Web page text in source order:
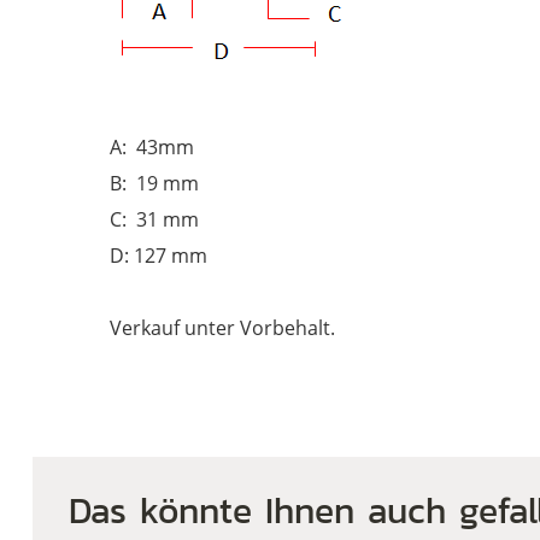
A: 43mm
B: 19 mm
C: 31 mm
D: 127 mm
Verkauf unter Vorbehalt.
Das könnte Ihnen auch